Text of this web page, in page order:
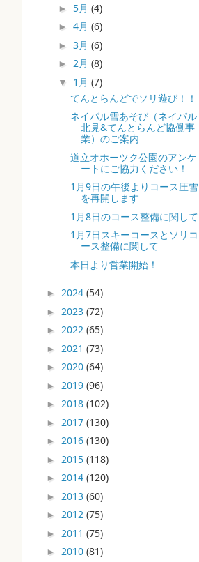
► 5月 (4)
► 4月 (6)
► 3月 (6)
► 2月 (8)
▼ 1月 (7)
てんとらんどでソリ遊び！！
ネイパル雪あそび（ネイパル
北見&てんとらんど協働事
業）のご案内
道立オホーツク公園のアンケ
ートにご協力ください！
1月9日の午後よりコース圧雪
を再開します
1月8日のコース整備に関して
1月7日スキーコースとソリコ
ース整備に関して
本日より営業開始！
► 2024 (54)
► 2023 (72)
► 2022 (65)
► 2021 (73)
► 2020 (64)
► 2019 (96)
► 2018 (102)
► 2017 (130)
► 2016 (130)
► 2015 (118)
► 2014 (120)
► 2013 (60)
► 2012 (75)
► 2011 (75)
► 2010 (81)